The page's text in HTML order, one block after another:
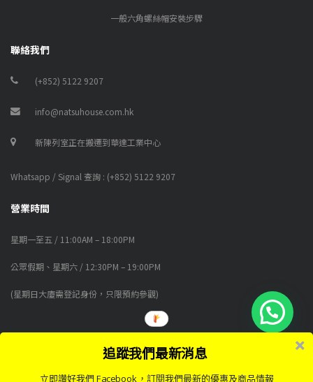
一般六角螺絲帽安裝步驟
聯絡我們
(+852) 5122 9207
info@natsuhouse.com.hk
新陳列室正在搬遷到華達工業中心
Whatsapp / Signal 查詢 : (+852) 5122 9207
營業時間
星期一至五 / 11:00AM – 18:00PM
公眾假期、星期六 / 12:30PM – 19:00PM
(星期日大廈需登記身份，只限預約參觀)
© 2018-2026 NATSUHOUSE FURNITURE LIMITED (公司註冊編號 CR No.
2968320) 版權所有
追蹤我們最新消息
立即讚好我們 Facebook，訂閱我們最新的優惠及商品情報